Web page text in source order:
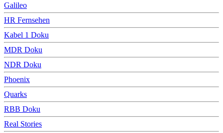
Galileo
HR Fernsehen
Kabel 1 Doku
MDR Doku
NDR Doku
Phoenix
Quarks
RBB Doku
Real Stories